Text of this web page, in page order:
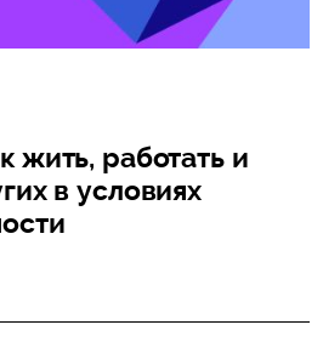
жить, работать и
в условиях